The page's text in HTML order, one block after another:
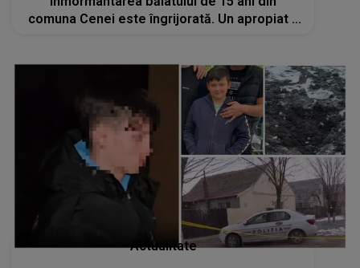
comuna Cenei este îngrijorată. Un apropiat a
Actualitate